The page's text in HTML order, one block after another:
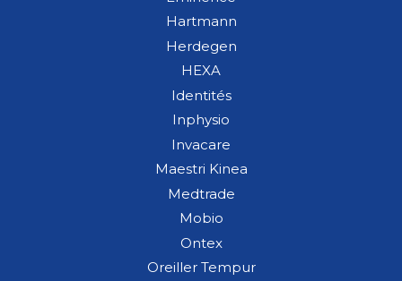
Hartmann
Herdegen
HEXA
Identités
Inphysio
Invacare
Maestri Kinea
Medtrade
Mobio
Ontex
Oreiller Tempur